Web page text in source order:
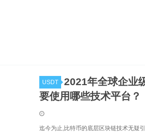
USDT
2021年全球企业
要使用哪些技术平台？
迄今为止,比特币的底层区块链技术无疑